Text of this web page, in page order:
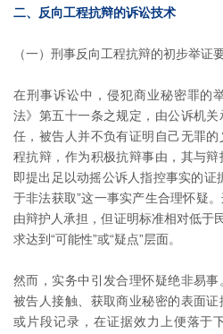
二、反向工程抗辩的诉讼技术
（一）刑事反向工程抗辩的初步举证
在刑事诉讼中，侵犯商业秘密罪的
法》第五十一条之规定，由公诉机
任，被告人并不负有证明自己无罪
程抗辩，作为积极抗辩事由，其与辩
即提出足以动摇公诉人指控事实的证
于非法获取”这一事实产生合理怀疑
由辩护人承担，但证明标准相对低于
求达到“可能性”或“疑点”层面。
然而，实务中引发合理怀疑绝非易
被告人接触、获取商业秘密的表面
或片段记录，在证据效力上便落于